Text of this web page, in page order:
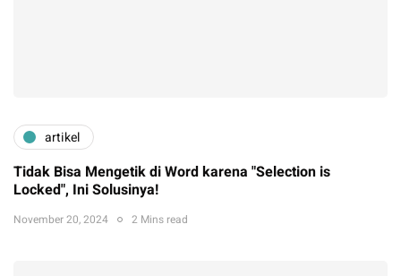
artikel
Tidak Bisa Mengetik di Word karena "Selection is
Locked", Ini Solusinya!
November 20, 2024 2 Mins read